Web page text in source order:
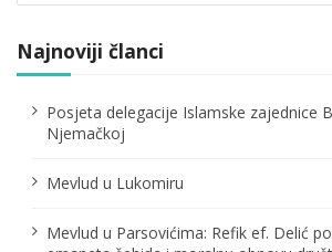
g
n
t
i
Najnoviji članci
Posjeta delegacije Islamske zajednice
Njemačkoj
Mevlud u Lukomiru
Mevlud u Parsovićima: Refik ef. Delić